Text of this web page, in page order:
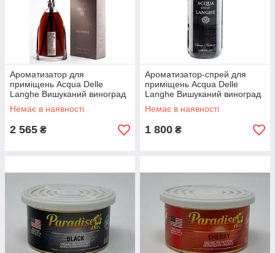
Ароматизатор для
приміщень Acqua Delle
Langhe Вишуканий виноград
500 мл (ADLAM105)
Немає в наявності
2 565 ₴
Ароматизатор-спрей для
приміщень Acqua Delle
Langhe Вишуканий виноград
1000 мл (ADLSA005)
Немає в наявності
1 800 ₴